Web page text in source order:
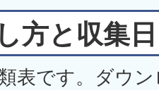
方と収集日
表です。ダウ